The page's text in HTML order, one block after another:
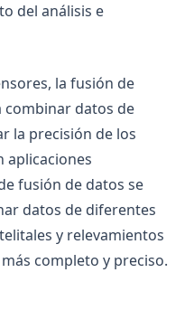
to Access
in Python, Pandas,
en Python,
de Python para Jupyter
Jupyter Notebooks
del análisis e
la fusión de
combinar datos de
la precisión de los
aplicaciones
fusión de datos se
datos de diferentes
y relevamientos
completo y preciso.